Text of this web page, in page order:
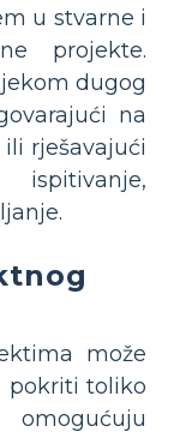
u stvarne i
projekte.
dugog
na
rješavajući
može
pokriti toliko